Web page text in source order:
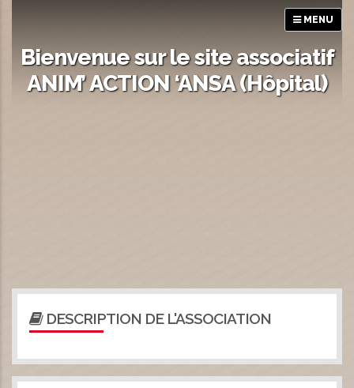
MENU
Bienvenue sur le site associatif
ANIM’ ACTION ‘ANSA (Hôpital)
DESCRIPTION DE L'ASSOCIATION